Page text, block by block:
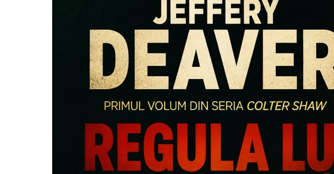
Dezvoltare Personală
Hobby și Divertisment
Istorie și Conspirații
Manuale și Dicționare